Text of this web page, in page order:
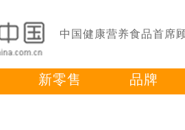
中国健康营养食品首席
新零售 品牌